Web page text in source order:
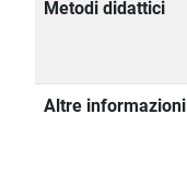
Metodi didattici
Altre informazioni